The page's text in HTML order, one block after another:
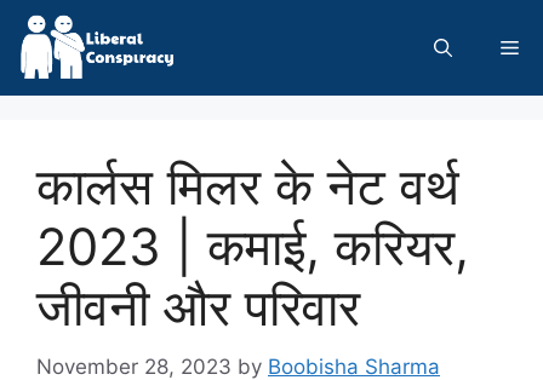
Skip
content
कार्लस मिलर के नेट वर्थ
2023 | कमाई, करियर,
जीवनी और परिवार
November 28, 2023 by Boobisha Sharma